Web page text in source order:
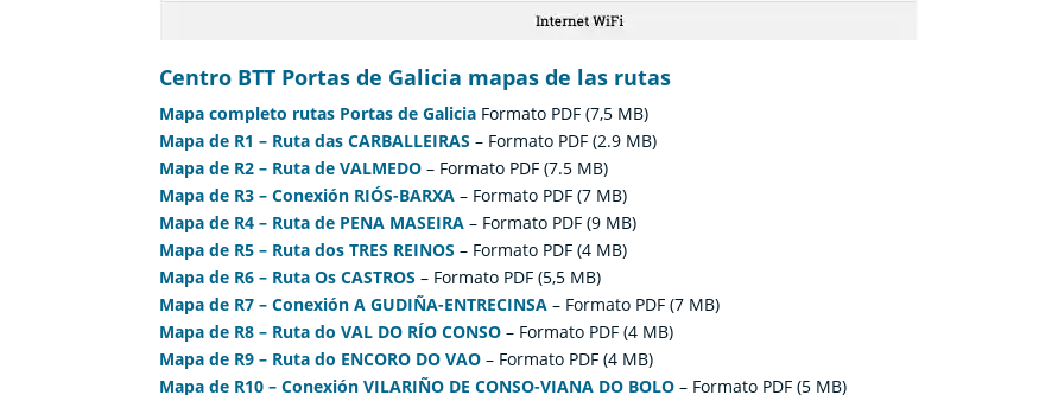
Centro BTT Portas de Galicia mapas de las rutas
Mapa completo rutas Portas de Galicia Formato PDF (7,5 MB)
Mapa de R1 – Ruta das CARBALLEIRAS – Formato PDF (2.9 MB)
Mapa de R2 – Ruta de VALMEDO – Formato PDF (7.5 MB)
Mapa de R3 – Conexión RIÓS-BARXA – Formato PDF (7 MB)
Mapa de R4 – Ruta de PENA MASEIRA – Formato PDF (9 MB)
Mapa de R5 – Ruta dos TRES REINOS – Formato PDF (4 MB)
Mapa de R6 – Ruta Os CASTROS – Formato PDF (5,5 MB)
Mapa de R7 – Conexión A GUDIÑA-ENTRECINSA – Formato PDF (7 MB)
Mapa de R8 – Ruta do VAL DO RÍO CONSO – Formato PDF (4 MB)
Mapa de R9 – Ruta do ENCORO DO VAO – Formato PDF (4 MB)
Mapa de R10 – Conexión VILARIÑO DE CONSO-VIANA DO BOLO – Formato PDF (5 MB)